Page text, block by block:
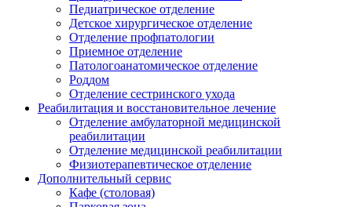
Педиатрическое отделение
Детское хирургическое отделение
Отделение профпатологии
Приемное отделение
Патологоанатомическое отделение
Роддом
Отделение сестринского ухода
Реабилитация и восстановительное лечение
Отделение амбулаторной медицинской
реабилитации
Отделение медицинской реабилитации
Физиотерапевтическое отделение
Дополнительный сервис
Кафе (столовая)